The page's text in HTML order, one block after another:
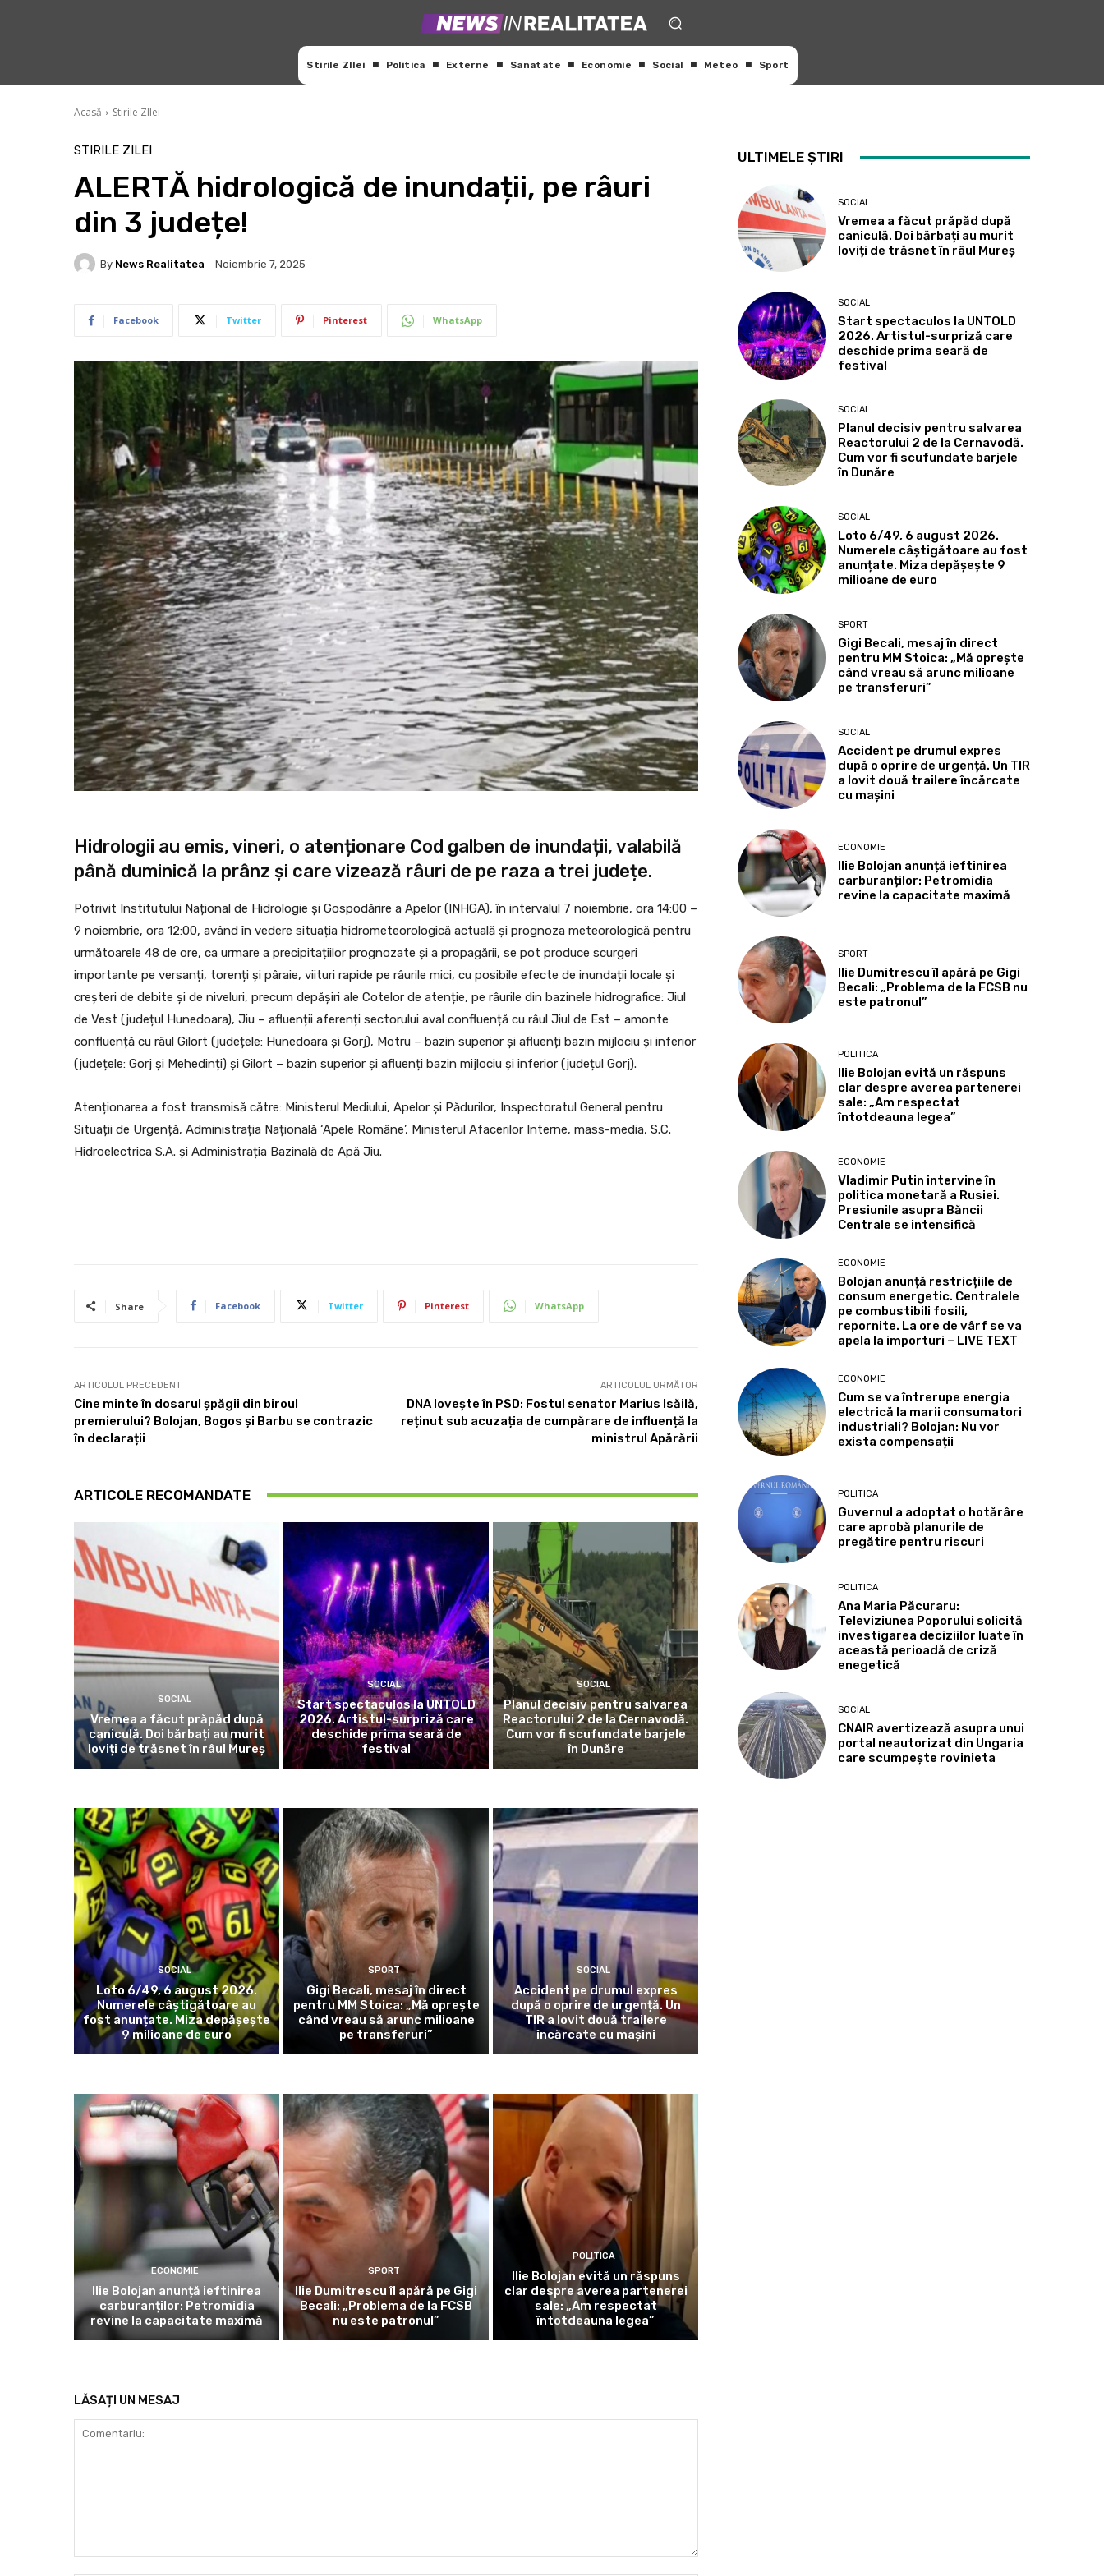
Stirile ZIlei Politica Externe Sanatate Economie Social Meteo Sport
Acasă Stirile ZIlei
STIRILE ZILEI
ALERTĂ hidrologică de inundații, pe râuri
din 3 județe!
By News Realitatea Noiembrie 7, 2025
Facebook Twitter Pinterest WhatsApp
Hidrologii au emis, vineri, o atenționare Cod galben de inundații, valabilă
până duminică la prânz și care vizează râuri de pe raza a trei județe.
Potrivit Institutului Național de Hidrologie și Gospodărire a Apelor (INHGA), în intervalul 7 noiembrie, ora 14:00 –
9 noiembrie, ora 12:00, având în vedere situația hidrometeorologică actuală și prognoza meteorologică pentru
următoarele 48 de ore, ca urmare a precipitațiilor prognozate și a propagării, se pot produce scurgeri
importante pe versanți, torenți și pâraie, viituri rapide pe râurile mici, cu posibile efecte de inundații locale și
creșteri de debite și de niveluri, precum depășiri ale Cotelor de atenție, pe râurile din bazinele hidrografice: Jiul
de Vest (județul Hunedoara), Jiu – afluenții aferenți sectorului aval confluență cu râul Jiul de Est – amonte
confluență cu râul Gilort (județele: Hunedoara și Gorj), Motru – bazin superior și afluenți bazin mijlociu și inferior
(județele: Gorj și Mehedinți) și Gilort – bazin superior și afluenți bazin mijlociu și inferior (județul Gorj).
Atenționarea a fost transmisă către: Ministerul Mediului, Apelor și Pădurilor, Inspectoratul General pentru
Situații de Urgență, Administrația Națională ‘Apele Române’, Ministerul Afacerilor Interne, mass-media, S.C.
Hidroelectrica S.A. și Administrația Bazinală de Apă Jiu.
Share Facebook Twitter Pinterest WhatsApp
ARTICOLUL PRECEDENT
Cine minte în dosarul șpăgii din biroul
premierului? Bolojan, Bogos și Barbu se contrazic
în declarații
ARTICOLUL URMĂTOR
DNA lovește în PSD: Fostul senator Marius Isăilă,
reținut sub acuzația de cumpărare de influență la
ministrul Apărării
ARTICOLE RECOMANDATE
SOCIAL
Vremea a făcut prăpăd după
caniculă. Doi bărbați au murit
loviți de trăsnet în râul Mureș
SOCIAL
Start spectaculos la UNTOLD
2026. Artistul-surpriză care
deschide prima seară de
festival
SOCIAL
Planul decisiv pentru salvarea
Reactorului 2 de la Cernavodă.
Cum vor fi scufundate barjele
în Dunăre
SOCIAL
Loto 6/49, 6 august 2026.
Numerele câștigătoare au
fost anunțate. Miza depășește
9 milioane de euro
SPORT
Gigi Becali, mesaj în direct
pentru MM Stoica: „Mă oprește
când vreau să arunc milioane
pe transferuri”
SOCIAL
Accident pe drumul expres
după o oprire de urgență. Un
TIR a lovit două trailere
încărcate cu mașini
ECONOMIE
Ilie Bolojan anunță ieftinirea
carburanților: Petromidia
revine la capacitate maximă
SPORT
Ilie Dumitrescu îl apără pe Gigi
Becali: „Problema de la FCSB
nu este patronul”
POLITICA
Ilie Bolojan evită un răspuns
clar despre averea partenerei
sale: „Am respectat
întotdeauna legea”
LĂSAȚI UN MESAJ
ULTIMELE ȘTIRI
SOCIAL
Vremea a făcut prăpăd după
caniculă. Doi bărbați au murit
loviți de trăsnet în râul Mureș
SOCIAL
Start spectaculos la UNTOLD
2026. Artistul-surpriză care
deschide prima seară de
festival
SOCIAL
Planul decisiv pentru salvarea
Reactorului 2 de la Cernavodă.
Cum vor fi scufundate barjele
în Dunăre
SOCIAL
Loto 6/49, 6 august 2026.
Numerele câștigătoare au fost
anunțate. Miza depășește 9
milioane de euro
SPORT
Gigi Becali, mesaj în direct
pentru MM Stoica: „Mă oprește
când vreau să arunc milioane
pe transferuri”
SOCIAL
Accident pe drumul expres
după o oprire de urgență. Un TIR
a lovit două trailere încărcate
cu mașini
ECONOMIE
Ilie Bolojan anunță ieftinirea
carburanților: Petromidia
revine la capacitate maximă
SPORT
Ilie Dumitrescu îl apără pe Gigi
Becali: „Problema de la FCSB nu
este patronul”
POLITICA
Ilie Bolojan evită un răspuns
clar despre averea partenerei
sale: „Am respectat
întotdeauna legea”
ECONOMIE
Vladimir Putin intervine în
politica monetară a Rusiei.
Presiunile asupra Băncii
Centrale se intensifică
ECONOMIE
Bolojan anunță restricțiile de
consum energetic. Centralele
pe combustibili fosili,
repornite. La ore de vârf se va
apela la importuri – LIVE TEXT
ECONOMIE
Cum se va întrerupe energia
electrică la marii consumatori
industriali? Bolojan: Nu vor
exista compensații
POLITICA
Guvernul a adoptat o hotărâre
care aprobă planurile de
pregătire pentru riscuri
POLITICA
Ana Maria Păcuraru:
Televiziunea Poporului solicită
investigarea deciziilor luate în
această perioadă de criză
enegetică
SOCIAL
CNAIR avertizează asupra unui
portal neautorizat din Ungaria
care scumpește rovinieta